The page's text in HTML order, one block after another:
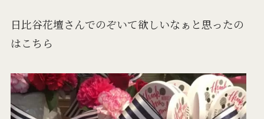
日比谷花壇さんでのぞいて欲しいなぁと思ったの
はこちら